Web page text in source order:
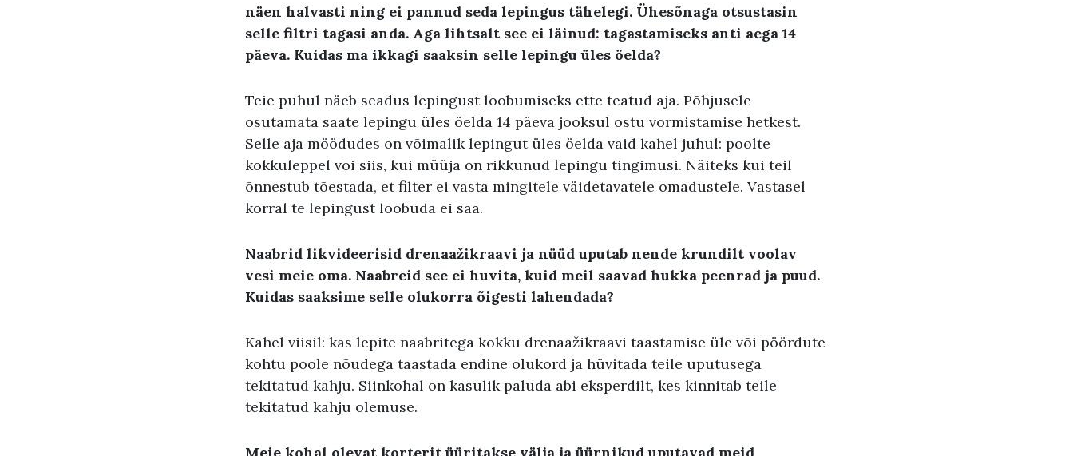
näen halvasti ning ei pannud seda lepingus tähelegi. Ühesõnaga otsustasin
selle filtri tagasi anda. Aga lihtsalt see ei läinud: tagastamiseks anti aega 14
päeva. Kuidas ma ikkagi saaksin selle lepingu üles öelda?
Teie puhul näeb seadus lepingust loobumiseks ette teatud aja. Põhjusele
osutamata saate lepingu üles öelda 14 päeva jooksul ostu vormistamise hetkest.
Selle aja möödudes on võimalik lepingut üles öelda vaid kahel juhul: poolte
kokkuleppel või siis, kui müüja on rikkunud lepingu tingimusi. Näiteks kui teil
õnnestub tõestada, et filter ei vasta mingitele väidetavatele omadustele. Vastasel
korral te lepingust loobuda ei saa.
Naabrid likvideerisid drenaažikraavi ja nüüd uputab nende krundilt voolav
vesi meie oma. Naabreid see ei huvita, kuid meil saavad hukka peenrad ja puud.
Kuidas saaksime selle olukorra õigesti lahendada?
Kahel viisil: kas lepite naabritega kokku drenaažikraavi taastamise üle või pöördute
kohtu poole nõudega taastada endine olukord ja hüvitada teile uputusega
tekitatud kahju. Siinkohal on kasulik paluda abi eksperdilt, kes kinnitab teile
tekitatud kahju olemuse.
Meie kohal olevat korterit üüritakse välja ja üürnikud uputavad meid